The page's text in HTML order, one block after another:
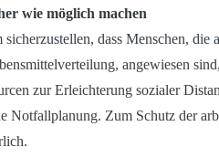
wie möglich machen
dass Menschen, die
angewiesen
zur Erleichterung sozialer
Notfallplanung. Zum Schutz der